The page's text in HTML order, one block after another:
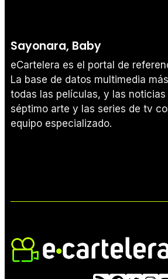
Sayonara, Baby
eCartelera es el portal de
La base de datos multimedia
todas las películas, y las noticias
séptimo arte y las series de tv
equipo especializado.